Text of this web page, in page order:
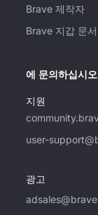
Brave 제작자
Brave 지갑 문서
에 문의하십시오
지원
user-
광고
Brave의 광고
이 이메일 주
하시면